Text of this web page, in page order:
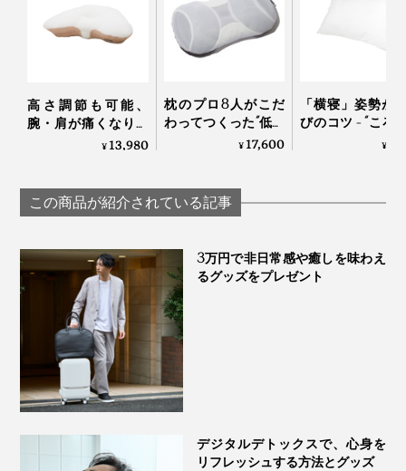
高さ調節も可能、
腕・肩が痛くなりに
くい「横向き寝 専用
¥13,980
枕のプロ8人がこだ
わってつくった“低め
3センチ”の究極の枕
¥17,600
「横寝」姿勢が
びのコツ - “ころ
寝返り”が誰でも
¥
この商品が紹介されている記事
3万円で非日常感や癒しを味わえ
るグッズをプレゼント
デジタルデトックスで、心身を
リフレッシュする方法とグッズ